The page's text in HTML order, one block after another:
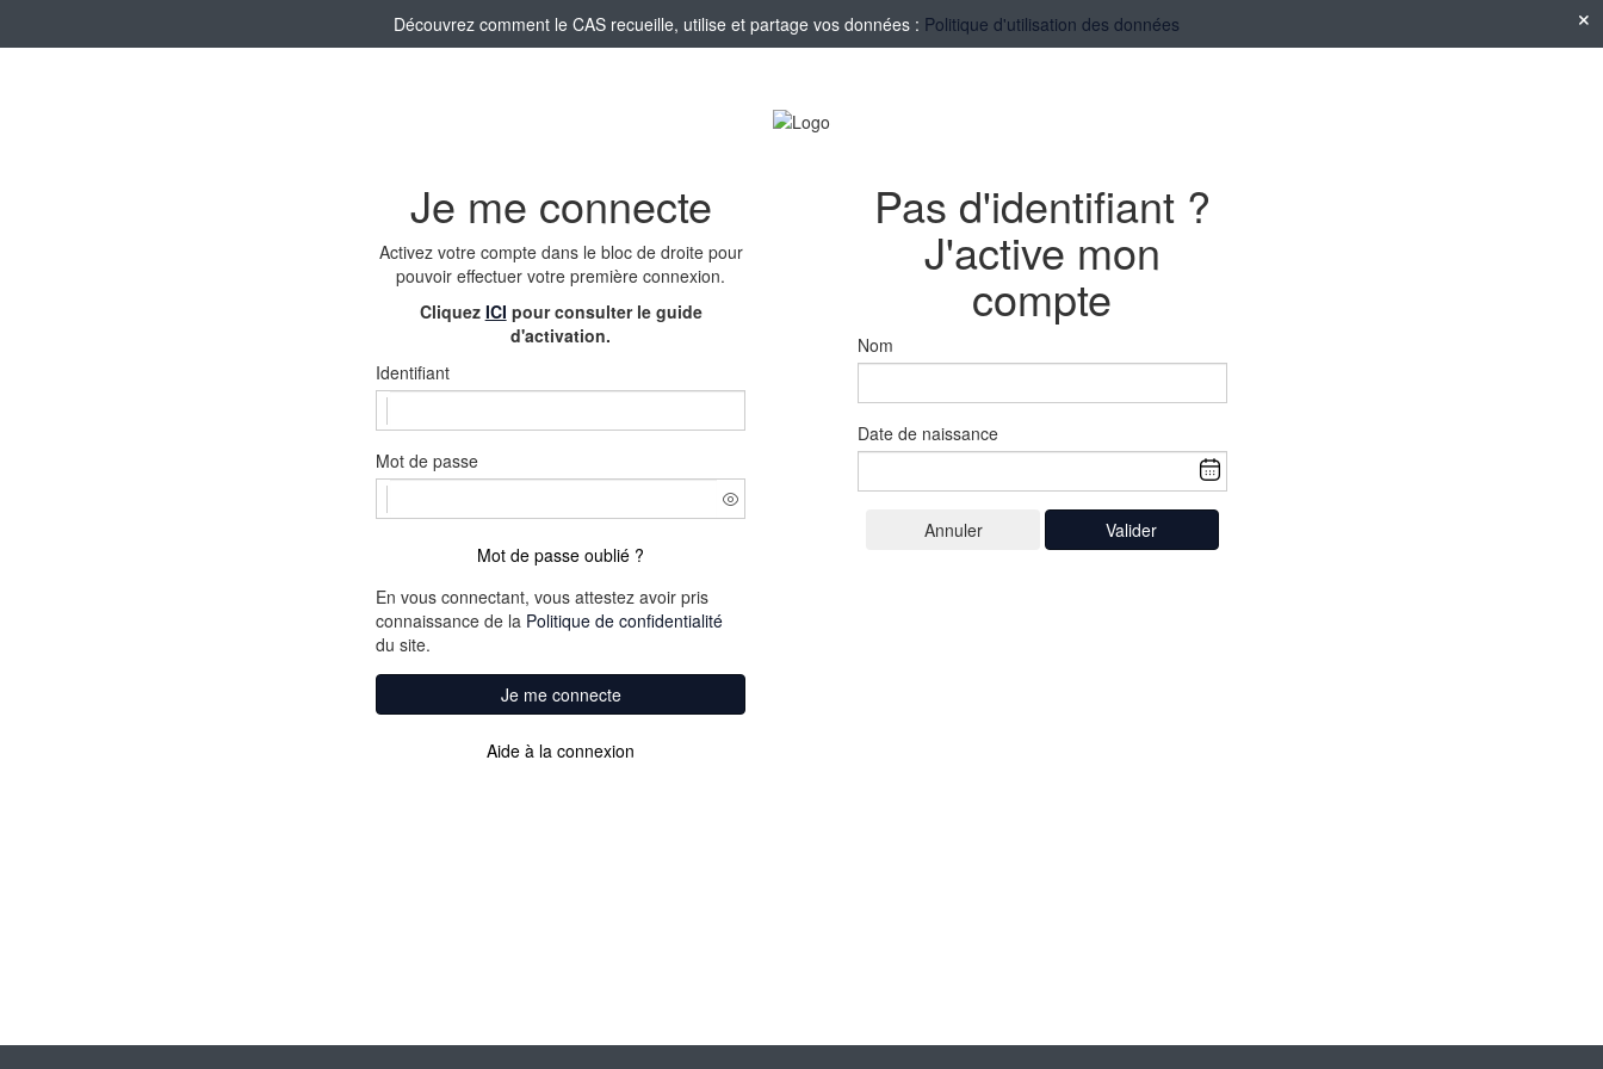
Découvrez comment le CAS recueille, utilise et partage vos données : Politique d'utilisation des données
Je me connecte
Activez votre compte dans le bloc de droite pour
pouvoir effectuer votre première connexion.
Cliquez ICI pour consulter le guide
d'activation.
Identifiant
Mot de passe
Mot de passe oublié ?
En vous connectant, vous attestez avoir pris
connaissance de la Politique de confidentialité
du site.
Je me connecte
Aide à la connexion
Pas d'identifiant ?
J'active mon
compte
Nom
Date de naissance
Valider